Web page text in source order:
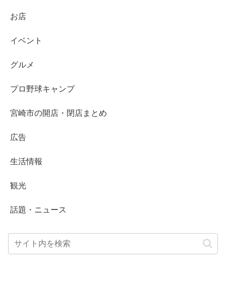
お店
イベント
グルメ
プロ野球キャンプ
宮崎市の開店・閉店まとめ
広告
生活情報
観光
話題・ニュース